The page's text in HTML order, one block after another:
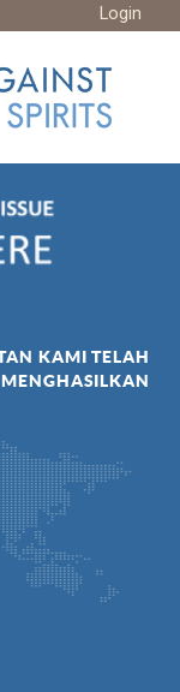
Login
KAMI TELAH
MENGHASILKAN